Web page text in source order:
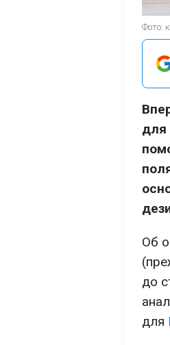
Фото:
для
Об
до
для